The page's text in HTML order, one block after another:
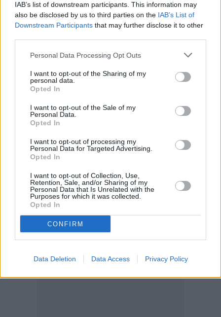
IAB’s list of downstream participants. This information may
also be disclosed by us to third parties on the IAB’s List of
Downstream Participants that may further disclose it to other
Personal Data Processing Opt Outs
I want to opt-out of the Sharing of my
personal data.
Opted In
I want to opt-out of the Sale of my
Personal Data.
Opted In
I want to opt-out of processing my
Personal Data for Targeted Advertising.
Opted In
I want to opt-out of Collection, Use,
Retention, Sale, and/or Sharing of my
Personal Data that Is Unrelated with the
Purposes for which it was collected.
Opted In
CONFIRM
Data Deletion Data Access Privacy Policy
Σχετικά με τη συγκρότηση πειθαρχικών συμβουλίων
από τα πανεπιστήμια σημείωσε: «Παραμένουν τα
μέχρι τώρα, γι' αυτό θα είναι πια στο επίπεδο
κεντρικής διοίκησης του Πανεπιστημίου. Άρα
διευκολύνουμε την συγκρότηση του πειθαρχικού και
εκεί πλέον θα πηγαίνει -πέραν των υπολοίπων
διαδικασιών που κάθε πειθαρχικό αναλαμβάνει να
διαγραφής φοιτητή, όταν πλέον θα υπάρχει
αμετάκλητη απόφαση για αυτόν, ο οποίος έχει πλέον
καταδικαστεί αφού είχε διαπράξει μια αξιόποινη
ποινή».